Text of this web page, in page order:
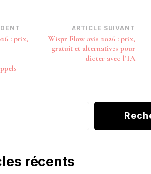
: prix,
ARTICLE SUIVANT
Wispr Flow avis 2026 : prix,
gratuit et alternatives pour
dicter avec l’IA
récents